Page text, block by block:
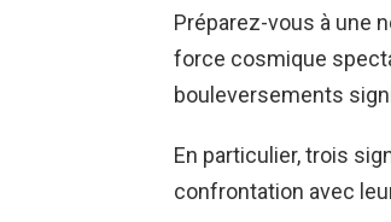
Préparez-vous à une
force cosmique
bouleversements
En particulier, trois
confrontation avec